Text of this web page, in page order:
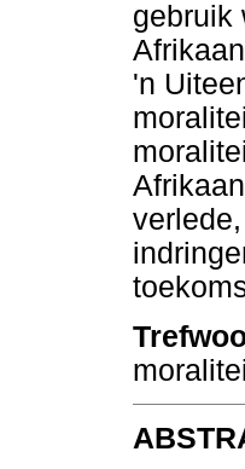
gebruik
'n